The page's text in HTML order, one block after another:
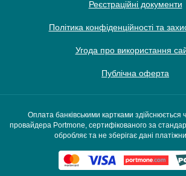
Реєстраційні документи
Політика конфіденційності та
Угода про використання
Публічна оферта
Оплата банківськими картками здійснюється
провайдера Portmone, сертифікованого за
обробляє та не зберігає дані